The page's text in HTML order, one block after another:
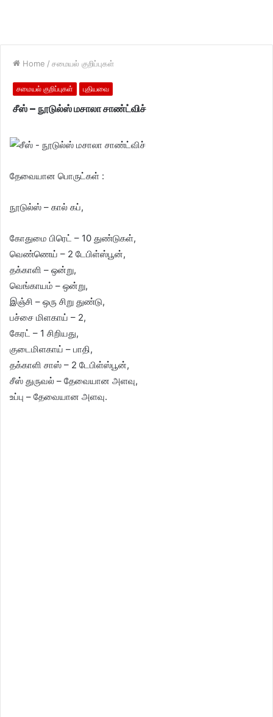
Home / சமையல் குறிப்புகள்
சமையல் குறிப்புகள் புதியவை
சீஸ் – நூடுல்ஸ் மசாலா சாண்ட்விச்
தேவையான பொருட்கள் :
நூடுல்ஸ் – கால் கப்,
கோதுமை பிரெட் – 10 துண்டுகள்,
வெண்ணெய் – 2 டேபிள்ஸ்பூன்,
தக்காளி – ஒன்று,
வெங்காயம் – ஒன்று,
இஞ்சி – ஒரு சிறு துண்டு,
பச்சை மிளகாய் – 2,
கேரட் – 1 சிறியது,
குடைமிளகாய் – பாதி,
தக்காளி சாஸ் – 2 டேபிள்ஸ்பூன்,
சீஸ் துருவல் – தேவையான அளவு,
உப்பு – தேவையான அளவு.